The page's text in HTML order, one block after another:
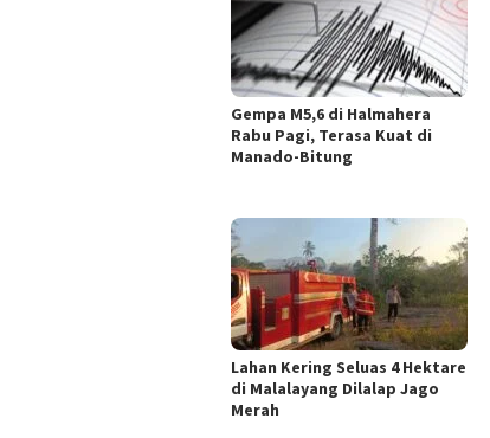
Gempa M5,6 di Halmahera
Rabu Pagi, Terasa Kuat di
Manado-Bitung
Lahan Kering Seluas 4 Hektare
di Malalayang Dilalap Jago
Merah